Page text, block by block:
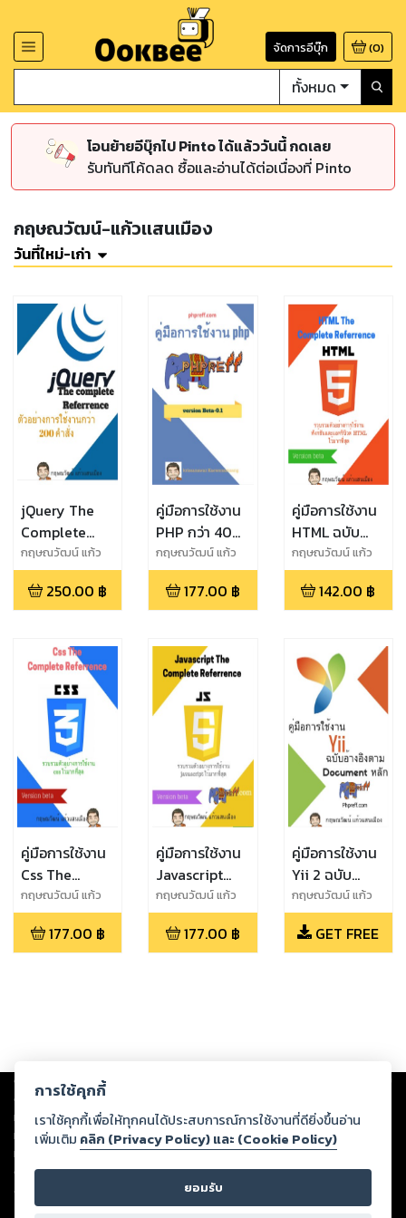
จัดการอีบุ๊ก (0)
ทั้งหมด
โอนย้ายอีบุ๊กไป Pinto ได้แล้ววันนี้ กดเลย
รับทันทีโค้ดลด ซื้อและอ่านได้ต่อเนื่องที่ Pinto
กฤษณวัฒน์-แก้วเเสนเมือง
วันที่ใหม่-เก่า
jQuery The
Complete
Reference
รวมตัวอย่าง
การใช้งานกว่า
กฤษณวัฒน์ แก้ว
เเสนเมือง
250.00 ฿
คู่มือการใช้งาน
PHP กว่า 400+
คำสั่ง
กฤษณวัฒน์ แก้ว
เเสนเมือง
177.00 ฿
คู่มือการใช้งาน
HTML ฉบับ
สมบูรณ์
เวอร์ชัน beta
กฤษณวัฒน์ แก้ว
เเสนเมือง
142.00 ฿
คู่มือการใช้งาน
Css The
Complete
Reference
ฉบับสมบูรณ์
กฤษณวัฒน์ แก้ว
เเสนเมือง
177.00 ฿
คู่มือการใช้งาน
Javascript
The
Complete
Reference
กฤษณวัฒน์ แก้ว
เเสนเมือง
177.00 ฿
คู่มือการใช้งาน
Yii 2 ฉบับ
อ้างอิงจาก
document
หลัก
กฤษณวัฒน์ แก้ว
เเสนเมือง
GET FREE
Copyright © 2026
ต่อผลงานหรือเนื้อหาใดที่อัปโหลดผ่านเว็บไซต์และปรากฏว่าละเมิดสิทธิใน
ทรัพย์สินทางปัญญาของบุคคลอื่นหรือขัดต่อกฎหมายและศีลธรรม ดังนั้น ผู้อ่าน
ทุกท่านโปรดใช้วิจารณญาณในการกลั่นกรองด้วยตนเอง และหากท่านพบว่าส่วน
หนึ่งส่วนใดขัดต่อกฎหมายและศีลธรรม กรุณาแจ้งมายังบริษัท เพื่อทีมงานจะได้
ดำเนินการในทันที ทั้งนี้ ทางสตอรี่ล็อกขอสงวนลิขสิทธิ์ตามพระราชบัญญัติ
ลิขสิทธิ์ พ.ศ. 2537 (ฉบับล่าสุด)
การใช้คุกกี้
เราใช้คุกกี้เพื่อให้ทุกคนได้ประสบการณ์การใช้งานที่ดียิ่งขึ้นอ่าน
เพิ่มเติม คลิก (Privacy Policy) และ (Cookie Policy)
ยอมรับ